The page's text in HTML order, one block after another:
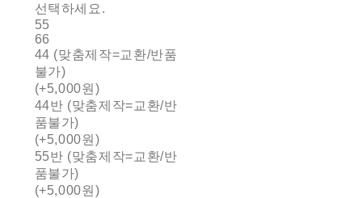
선택하세요.
55
66
44 (맞춤제작=교환/반품
불가)
(+5,000원)
44반 (맞춤제작=교환/반
품불가)
(+5,000원)
55반 (맞춤제작=교환/반
품불가)
(+5,000원)